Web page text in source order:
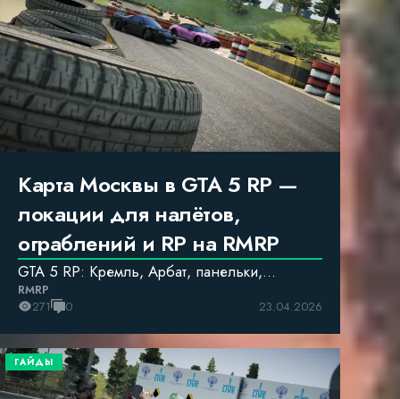
Карта Москвы в GTA 5 RP —
локации для налётов,
ограблений и RP на RMRP
GTA 5 RP: Кремль, Арбат, панельки,
Рублёвка — разбор лучших локаций RMRP
RMRP
271
0 23.04.2026
ГАЙДЫ